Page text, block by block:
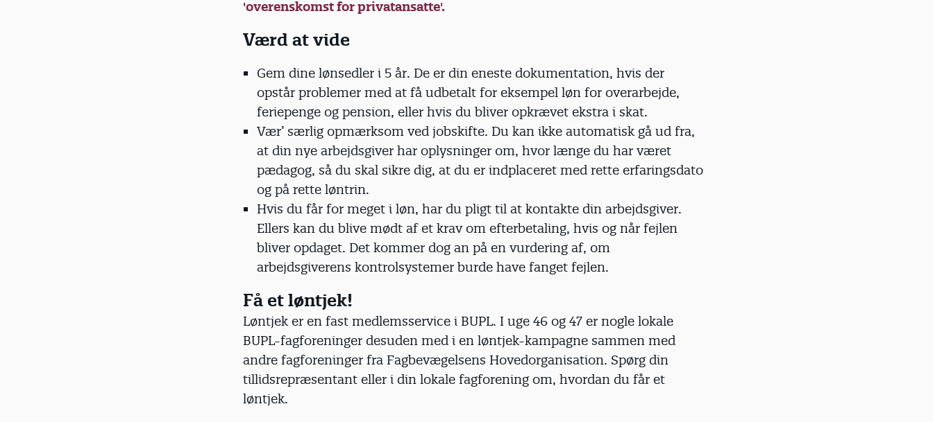
'overenskomst for privatansatte'.
Værd at vide
Gem dine lønsedler i 5 år. De er din eneste dokumentation, hvis der
opstår problemer med at få udbetalt for eksempel løn for overarbejde,
feriepenge og pension, eller hvis du bliver opkrævet ekstra i skat.
Vær’ særlig opmærksom ved jobskifte. Du kan ikke automatisk gå ud fra,
at din nye arbejdsgiver har oplysninger om, hvor længe du har været
pædagog, så du skal sikre dig, at du er indplaceret med rette erfaringsdato
og på rette løntrin.
Hvis du får for meget i løn, har du pligt til at kontakte din arbejdsgiver.
Ellers kan du blive mødt af et krav om efterbetaling, hvis og når fejlen
bliver opdaget. Det kommer dog an på en vurdering af, om
arbejdsgiverens kontrolsystemer burde have fanget fejlen.
Få et løntjek!
Løntjek er en fast medlemsservice i BUPL. I uge 46 og 47 er nogle lokale
BUPL-fagforeninger desuden med i en løntjek-kampagne sammen med
andre fagforeninger fra Fagbevægelsens Hovedorganisation. Spørg din
tillidsrepræsentant eller i din lokale fagforening om, hvordan du får et
løntjek.